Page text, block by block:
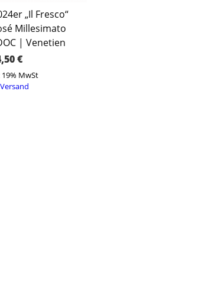
„Il Fresco“
Millesimato
| Venetien
€
MwSt
Versand